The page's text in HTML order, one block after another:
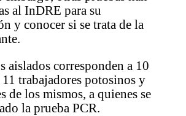
al InDRE para su
y conocer si se trata de la
aislados corresponden a 10
trabajadores potosinos y
de los mismos, a quienes se
la prueba PCR.